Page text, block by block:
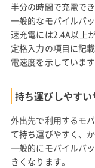
半分の時間で充電で
一般的なモバイルバ
速充電には2.4A以上が
定格入力の項目に記
電速度を示しています
持ち運びしやす
外出先で利用するモ
て持ち運びやすく、
一般的にモバイルバ
きくなります。